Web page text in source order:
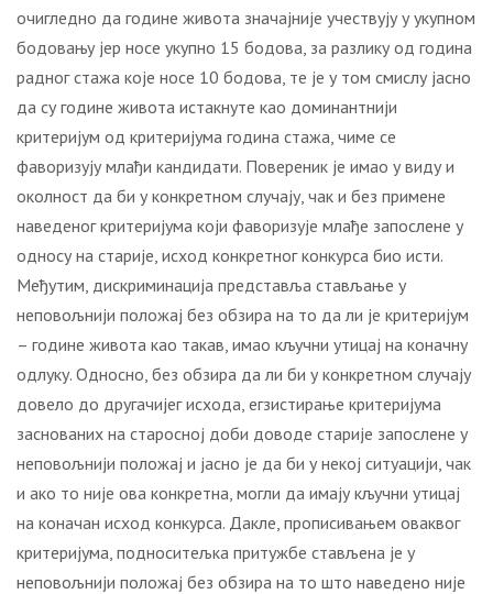
очигледно да године живота значајније учествују у укупном
бодовању јер носе укупно 15 бодова, за разлику од година
радног стажа које носе 10 бодова, те је у том смислу јасно
да су године живота истакнуте као доминантнији
критеријум од критеријума година стажа, чиме се
фаворизују млађи кандидати. Повереник је имао у виду и
околност да би у конкретном случају, чак и без примене
наведеног критеријума који фаворизује млађе запослене у
односу на старије, исход конкретног конкурса био исти.
Међутим, дискриминација представља стављање у
неповољнији положај без обзира на то да ли је критеријум
– године живота као такав, имао кључни утицај на коначну
одлуку. Односно, без обзира да ли би у конкретном случају
довело до другачијег исхода, егзистирање критеријума
заснованих на старосној доби доводе старије запослене у
неповољнији положај и јасно је да би у некој ситуацији, чак
и ако то није ова конкретна, могли да имају кључни утицај
на коначан исход конкурса. Дакле, прописивањем оваквог
критеријума, подноситељка притужбе стављена је у
неповољнији положај без обзира на то што наведено није